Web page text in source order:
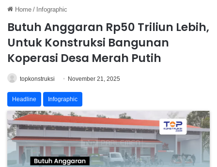
Home / Infographic
Butuh Anggaran Rp50 Triliun Lebih,
Untuk Konstruksi Bangunan
Koperasi Desa Merah Putih
topkonstruksi November 21, 2025
Headline Infographic